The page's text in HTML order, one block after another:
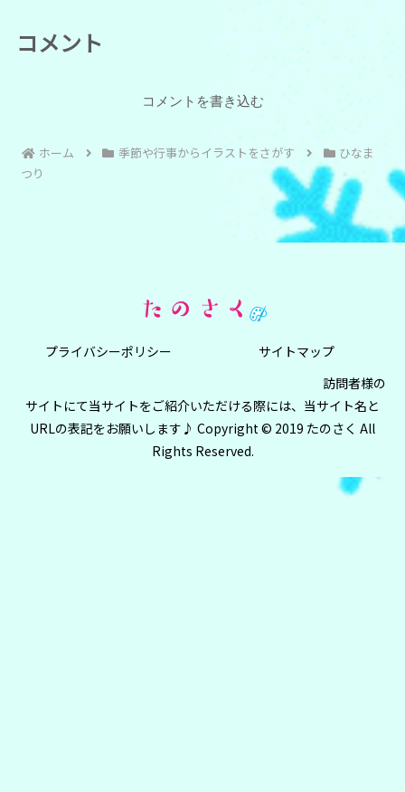
コメント
コメントを書き込む
ホーム 季節や行事からイラストをさがす
ひなま
つり
プライバシーポリシー
サイトマップ
訪問者様の
サイトにて当サイトをご紹介いただける際には、当サイト名と
URLの表記をお願いします♪ Copyright © 2019 たのさく All
Rights Reserved.